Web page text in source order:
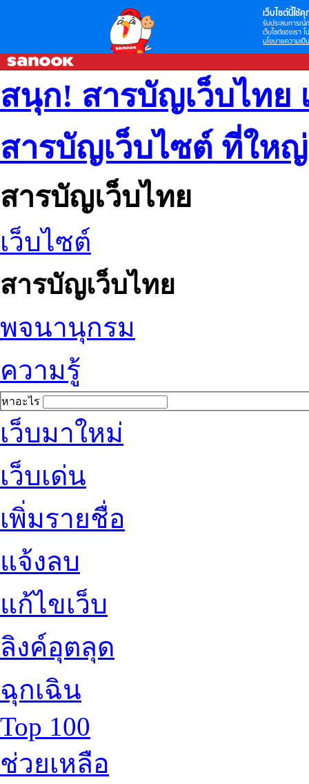
เว็บไซต์นี้ใช้คุ
รับประสบการณ์
เว็บไซต์ของเรา
นโยบายความเป็
สนุก! สารบัญเว็บไทย
สารบัญเว็บไซต์ ที่ให
สารบัญเว็บไทย
เว็บไซต์
สารบัญเว็บไทย
พจนานุกรม
ความรู้
หาอะไร
เว็บมาใหม่
เว็บเด่น
เพิ่มรายชื่อ
แจ้งลบ
แก้ไขเว็บ
ลิงค์อุตลุด
ฉุกเฉิน
Top 100
ช่วยเหลือ